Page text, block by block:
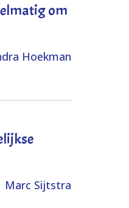
om
Hoekman
Marc Sijtstra